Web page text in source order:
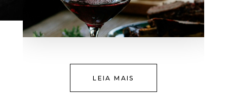
LEIA MAIS